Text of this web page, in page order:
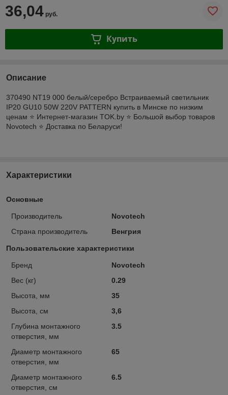
36,04 руб.
Купить
Описание
370490 NT19 000 белый/серебро Встраиваемый светильник
IP20 GU10 50W 220V PATTERN купить в Минске по низким
ценам ⭐️ Интернет-магазин TOK.by ⭐️ Большой выбор товаров
Novotech ⭐️ Доставка по Беларуси!
Характеристики
Основные
Производитель
Novotech
Страна производитель
Венгрия
Пользовательские характеристики
Бренд
Novotech
Вес (кг)
0.29
Высота, мм
35
Высота, см
3,6
Глубина монтажного
отверстия, мм
3.5
Диаметр монтажного
отверстия, мм
65
Диаметр монтажного
отверстия, см
6.5